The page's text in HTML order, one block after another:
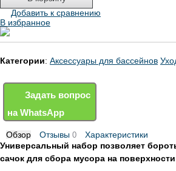
Добавить к сравнению
В избранное
Категории: Аксессуары для бассейнов
Задать вопрос
на WhatsApp
Обзор Отзывы 0
Характеристики
Универсальный набор позволяет
сачок для сбора мусора на